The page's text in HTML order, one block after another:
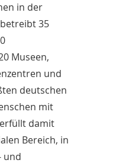
in der
35
Museen,
und
deutschen
mit
damit
Bereich, in
und